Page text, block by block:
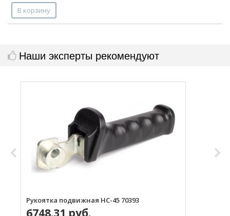
В корзину
Наши эксперты рекомендуют
Рукоятка подвижная НС-45 70393
6748.31 руб.